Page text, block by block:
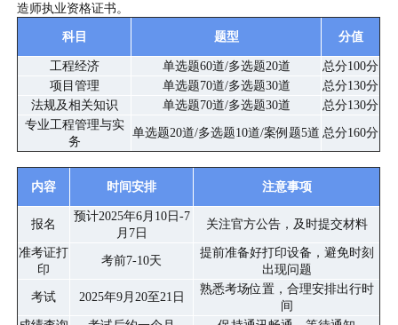
造师执业资格证书。
科目
题型 分值
工程经济 单选题60道/多选题20道
总分100分
项目管理
单选题70道/多选题30道
总分130分
法规及相关知识
单选题70道/多选题30道
总分130分
专业工程管理与实
务
单选题20道/多选题10道/案例题5道 总分160分
内容 时间安排 注意事项
报名
预计2025年6月10日-7
月7日
关注官方公告，及时提交材料
准考证打
印
考前7-10天
提前准备好打印设备，避免时刻
出现问题
考试
2025年9月20至21日
熟悉考场位置，合理安排出行时
间